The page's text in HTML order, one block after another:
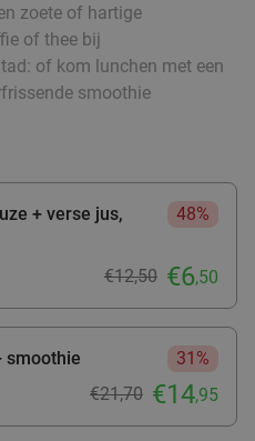
bij het Eemmeer
Vr
Za
€10
zoete of hartige
of thee bij
of kom lunchen met een
smoothie
+ verse jus,
48%
€12,50 €6,50
smoothie
31%
€21,70 €14,95